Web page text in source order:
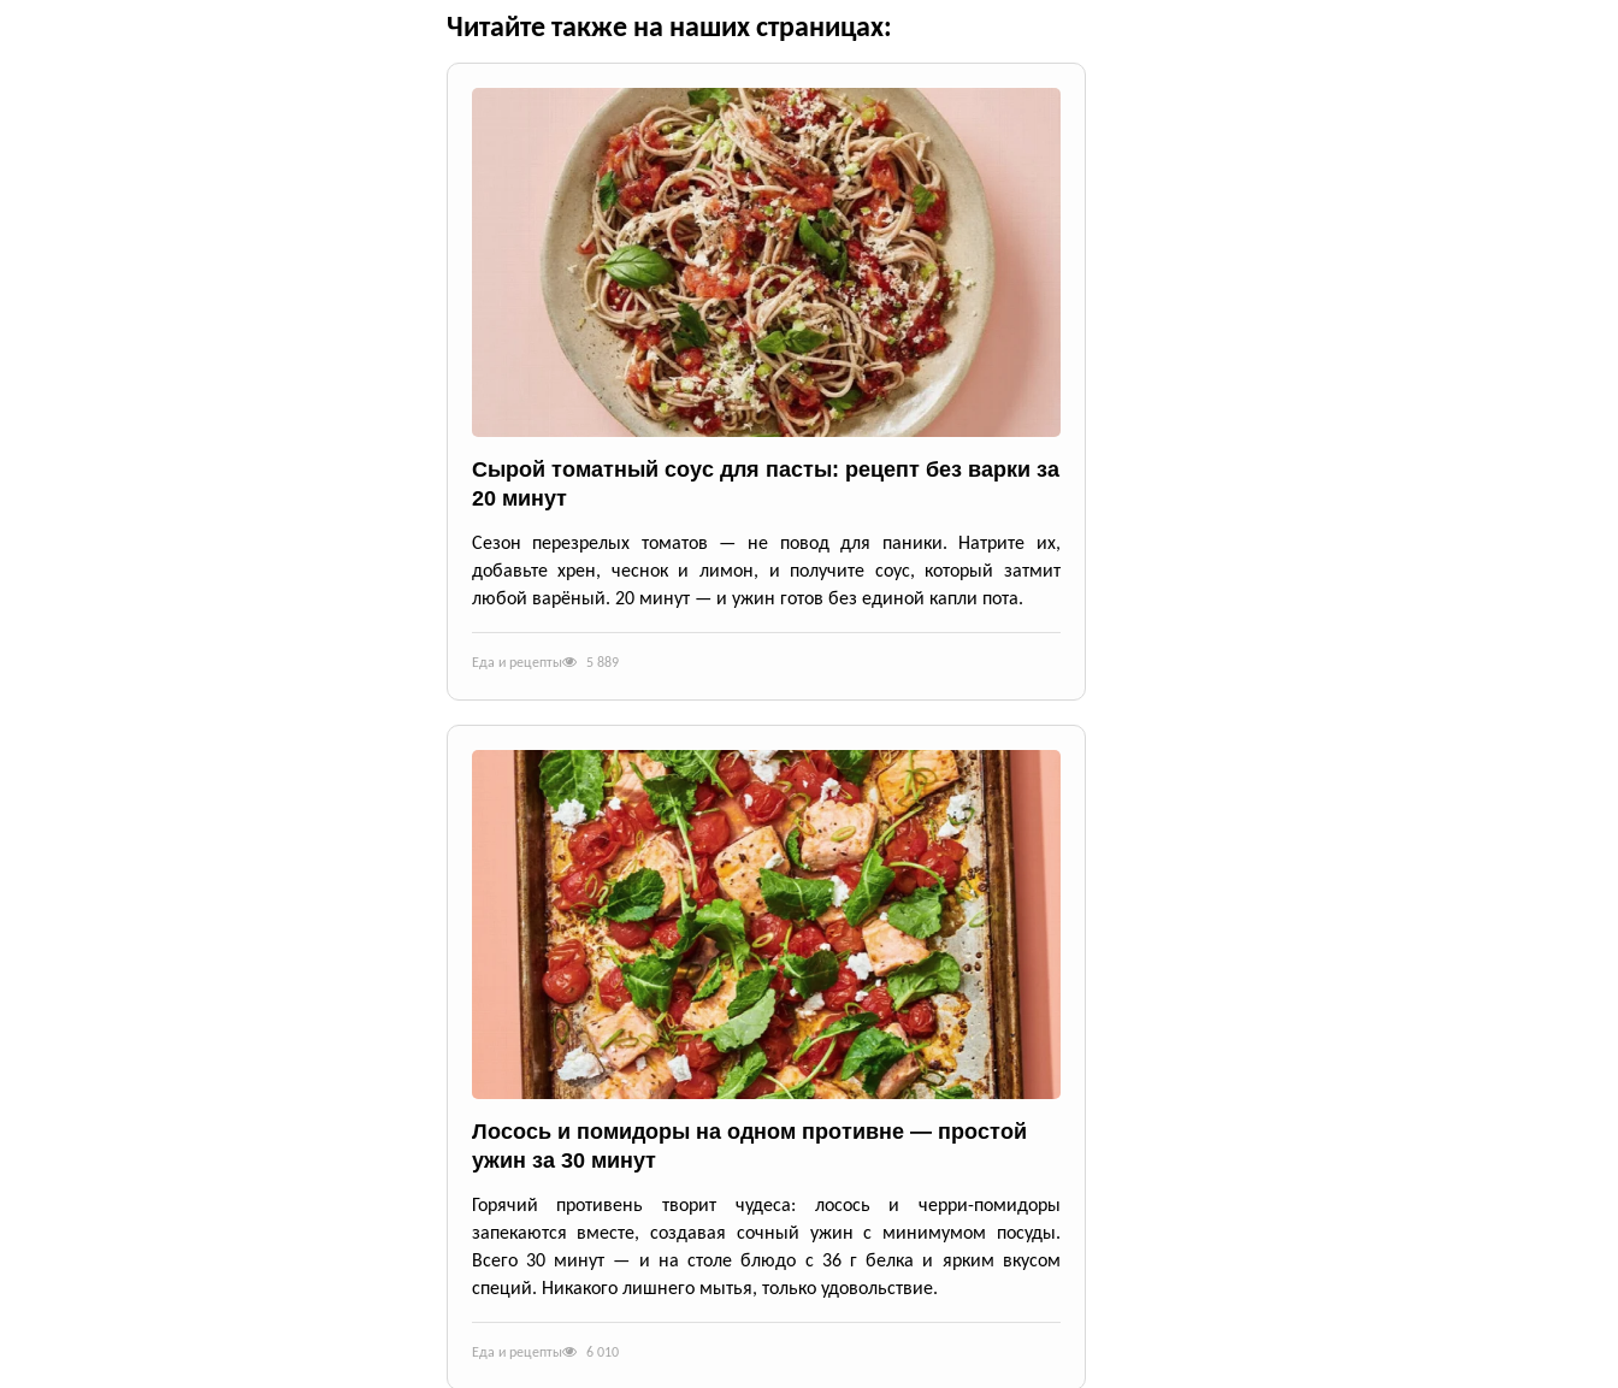
Читайте также на наших страницах:
Сырой томатный соус для пасты: рецепт без варки за
20 минут
Сезон перезрелых томатов — не повод для паники. Натрите их,
добавьте хрен, чеснок и лимон, и получите соус, который затмит
любой варёный. 20 минут — и ужин готов без единой капли пота.
Еда и рецепты 5 889
Лосось и помидоры на одном противне — простой
ужин за 30 минут
Горячий противень творит чудеса: лосось и черри-помидоры
запекаются вместе, создавая сочный ужин с минимумом посуды.
Всего 30 минут — и на столе блюдо с 36 г белка и ярким вкусом
специй. Никакого лишнего мытья, только удовольствие.
Еда и рецепты 6 010